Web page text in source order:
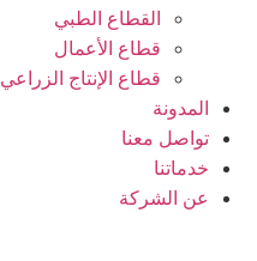
القطاع الطبي
قطاع الأعمال
قطاع الإنتاج الزراعي
المدونة
تواصل معنا
خدماتنا
عن الشركة